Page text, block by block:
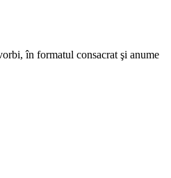
în formatul consacrat şi anume